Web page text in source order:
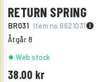
RETURN SPRING
BR031 Item no.6621031
Åtgår 8
38.00
Web stock